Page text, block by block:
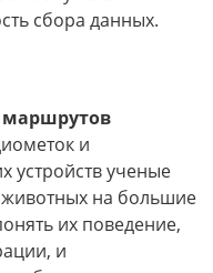
сбора данных.
и
устройств ученые
на большие
их поведение,
и